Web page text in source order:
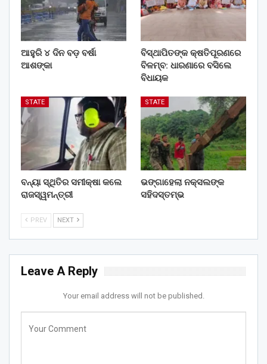
ଆହୁରି ୪ ଦିନ ବଡ଼ ବର୍ଷା
ଆଶଙ୍କା
ବିସ୍ଥାପିତଙ୍କ କ୍ଷତିପୂରଣରେ
ବିଳମ୍ବ: ଧାରଣାରେ ବସିଲେ
ବିଧାୟକ
STATE
ବନ୍ୟା ସ୍ଥିତିର ସମୀକ୍ଷା କଲେ
ରାଜସ୍ୱମନ୍ତ୍ରୀ
STATE
ଭଙ୍ଗାହେଲା ନକ୍ସଲଙ୍କ
ସହିଦସ୍ତମ୍ଭ
PREV NEXT
Leave A Reply
Your email address will not be published.